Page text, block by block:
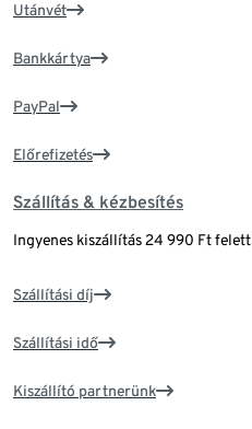
Utánvét
Bankkártya
PayPal
Előrefizetés
Szállítás & kézbesítés
Ingyenes kiszállítás 24 990 Ft felett
Szállítási díj
Szállítási idő
Kiszállító partnerünk